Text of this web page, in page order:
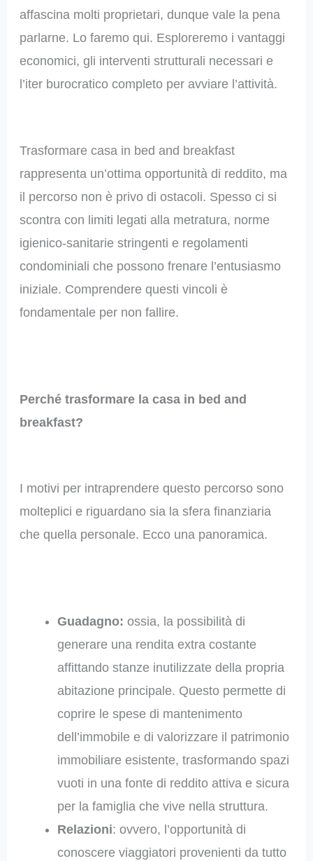
affascina molti proprietari, dunque vale la pena
parlarne. Lo faremo qui. Esploreremo i vantaggi
economici, gli interventi strutturali necessari e
l’iter burocratico completo per avviare l’attività.
Trasformare casa in bed and breakfast
rappresenta un’ottima opportunità di reddito, ma
il percorso non è privo di ostacoli. Spesso ci si
scontra con limiti legati alla metratura, norme
igienico-sanitarie stringenti e regolamenti
condominiali che possono frenare l’entusiasmo
iniziale. Comprendere questi vincoli è
fondamentale per non fallire.
Perché trasformare la casa in bed and
breakfast?
I motivi per intraprendere questo percorso sono
molteplici e riguardano sia la sfera finanziaria
che quella personale. Ecco una panoramica.
Guadagno: ossia, la possibilità di
generare una rendita extra costante
affittando stanze inutilizzate della propria
abitazione principale. Questo permette di
coprire le spese di mantenimento
dell’immobile e di valorizzare il patrimonio
immobiliare esistente, trasformando spazi
vuoti in una fonte di reddito attiva e sicura
per la famiglia che vive nella struttura.
Relazioni: ovvero, l’opportunità di
conoscere viaggiatori provenienti da tutto